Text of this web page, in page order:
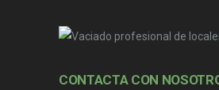
CONTACTA CON